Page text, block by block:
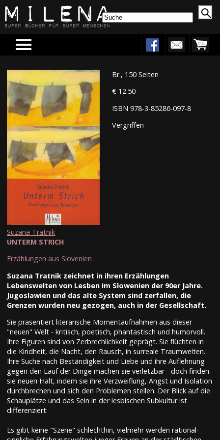
Menu
Br., 150 Seiten
€ 12.50
ISBN 978-3-85286-097-8
Vergriffen
Suzana Tratnik
UNTERM STRICH
Erzählungen aus Slovenien
Suzana Tratnik zeichnet in ihren Erzählungen
Lebenswelten von Lesben im Slowenien der 90er Jahre.
Jugoslawien und das alte System sind zerfallen, die
Grenzen wurden neu gezogen, auch in der Gesellschaft.
Sie präsentiert literarische Momentaufnahmen aus dieser
"neuen" Welt - kritisch, poetisch, phantastisch und humorvoll.
Ihre Figuren sind von Zerbrechlichkeit geprägt. Sie flüchten in
die Kindheit, die Nacht, den Rausch, in surreale Traumwelten.
Ihre Suche nach Beständigkeit und Liebe und ihre Auflehnung
gegen den Lauf der Dinge machen sie verletzbar - doch finden
sie neuen Halt, indem sie ihre Verzweiflung, Angst und Isolation
durchbrechen und sich den Problemen stellen. Der Blick auf die
Schauplätze und das Sein in der lesbischen Subkultur ist
differenziert:
Es gibt keine "Szene" schlechthin, vielmehr werden rational-